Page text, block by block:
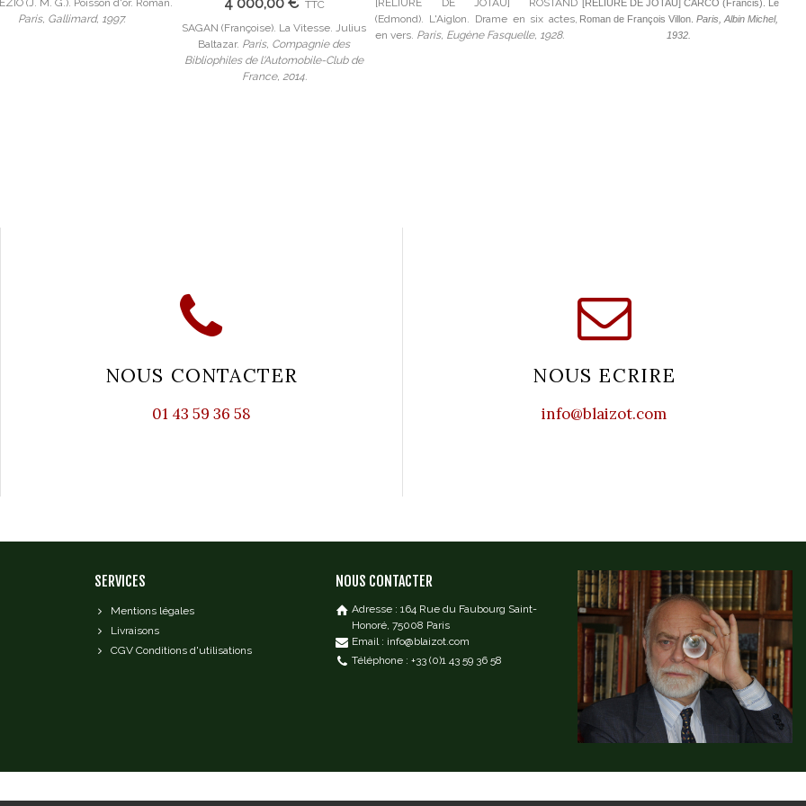
(J. M. G.). Poisson d'or. Roman.
Paris, Gallimard, 1997.
TTC
SAGAN (Françoise). La Vitesse. Julius
Baltazar. Paris, Compagnie des
Bibliophiles de l'Automobile-Club de
France, 2014.
[RELIURE DE JOTAU] ROSTAND
(Edmond). L'Aiglon. Drame en six actes,
en vers. Paris, Eugène Fasquelle, 1928.
[RELIURE DE JOTAU] CARCO (Francis). Le
Roman de François Villon. Paris, Albin Michel,
1932.
NOUS CONTACTER
01 43 59 36 58
NOUS ECRIRE
info@blaizot.com
SERVICES
Mentions légales
Livraisons
CGV Conditions d'utilisations
NOUS CONTACTER
Adresse : 164 Rue du Faubourg Saint-
Honoré, 75008 Paris
Email : info@blaizot.com
Téléphone : +33 (0)1 43 59 36 58